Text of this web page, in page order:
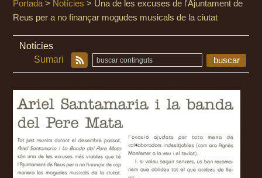
Portada > Notícies > Una de les excuses de l'Ajuntament de
Reus per a no finançar mogudes musicals de la ciutat
Notícies
Sumari
buscar